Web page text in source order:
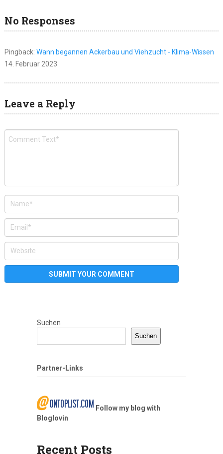
No Responses
Pingback: Wann begannen Ackerbau und Viehzucht - Klima-Wissen
14. Februar 2023
Leave a Reply
Suchen
Suchen
Partner-Links
Follow my blog with
Bloglovin
Recent Posts